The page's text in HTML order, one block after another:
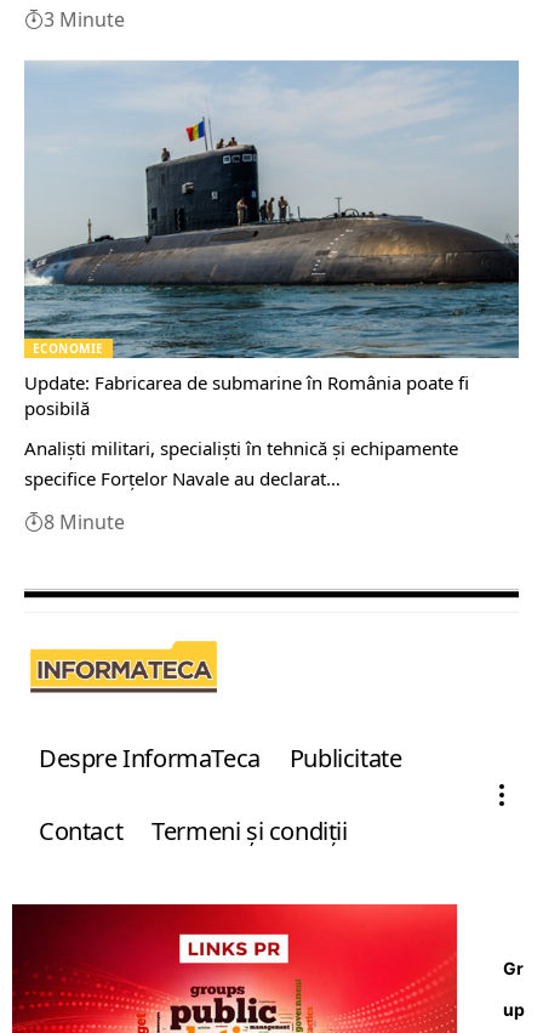
3 Minute
ECONOMIE
Update: Fabricarea de submarine în România poate fi
posibilă
Analiști militari, specialiști în tehnică și echipamente
specifice Forțelor Navale au declarat…
8 Minute
Despre InformaTeca Publicitate
Contact Termeni şi condiţii
Gr
up